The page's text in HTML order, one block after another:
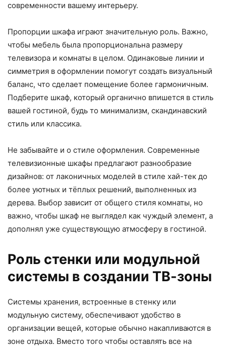
современности вашему интерьеру.
Пропорции шкафа играют значительную роль. Важно,
чтобы мебель была пропорциональна размеру
телевизора и комнаты в целом. Одинаковые линии и
симметрия в оформлении помогут создать визуальный
баланс, что сделает помещение более гармоничным.
Подберите шкаф, который органично впишется в стиль
вашей гостиной, будь то минимализм, скандинавский
стиль или классика.
Не забывайте и о стиле оформления. Современные
телевизионные шкафы предлагают разнообразие
дизайнов: от лаконичных моделей в стиле хай-тек до
более уютных и тёплых решений, выполненных из
дерева. Выбор зависит от общего стиля комнаты, но
важно, чтобы шкаф не выглядел как чуждый элемент, а
дополнял уже существующую атмосферу в гостиной.
Роль стенки или модульной
системы в создании ТВ-зоны
Системы хранения, встроенные в стенку или
модульную систему, обеспечивают удобство в
организации вещей, которые обычно накапливаются в
зоне отдыха. Вместо того чтобы оставлять все на